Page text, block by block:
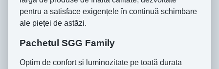
pentru a satisface exigențele în continuă schimbare
ale pieței de astăzi.
Pachetul SGG Family
Optim de confort ṣi luminozitate pe toată durata